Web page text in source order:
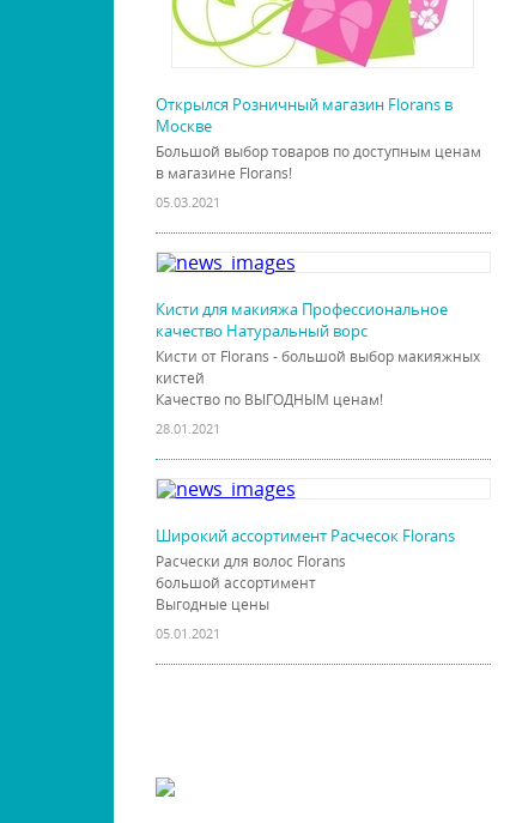
Открылся Розничный магазин Florans в
Москве
Большой выбор товаров по доступным ценам
в магазине Florans!
05.03.2021
Кисти для макияжа Профессиональное
качество Натуральный ворс
Кисти от Florans - большой выбор макияжных
кистей
Качество по ВЫГОДНЫМ ценам!
28.01.2021
Широкий ассортимент Расчесок Florans
Расчески для волос Florans
большой ассортимент
Выгодные цены
05.01.2021